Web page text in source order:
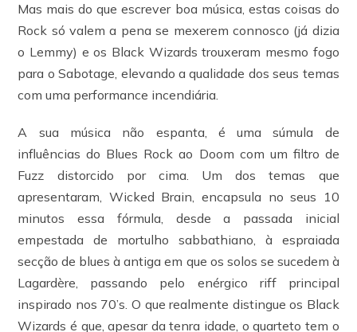
Mas mais do que escrever boa música, estas coisas do
Rock só valem a pena se mexerem connosco (já dizia
o Lemmy) e os Black Wizards trouxeram mesmo fogo
para o Sabotage, elevando a qualidade dos seus temas
com uma performance incendiária.
A sua música não espanta, é uma súmula de
influências do Blues Rock ao Doom com um filtro de
Fuzz distorcido por cima. Um dos temas que
apresentaram, Wicked Brain, encapsula no seus 10
minutos essa fórmula, desde a passada inicial
empestada de mortulho sabbathiano, à espraiada
secção de blues à antiga em que os solos se sucedem à
Lagardère, passando pelo enérgico riff principal
inspirado nos 70’s. O que realmente distingue os Black
Wizards é que, apesar da tenra idade, o quarteto tem o